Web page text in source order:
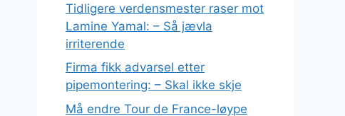
Tidligere verdensmester raser mot
Lamine Yamal: – Så jævla
irriterende
Firma fikk advarsel etter
pipemontering: – Skal ikke skje
Må endre Tour de France-løype